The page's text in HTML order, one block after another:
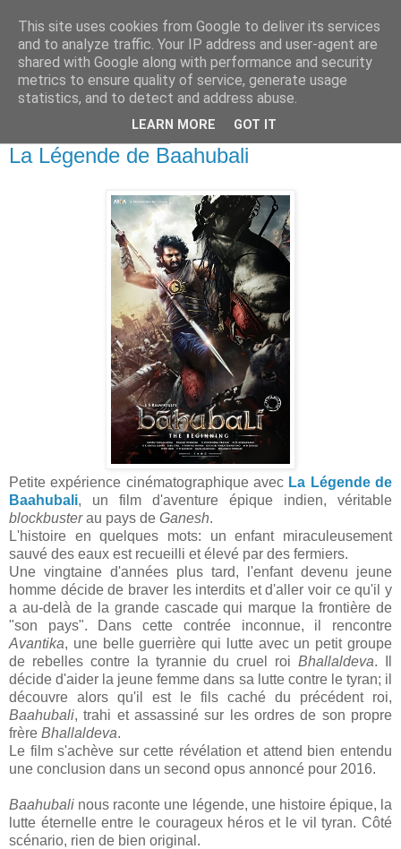
La Légende de Baahubali
Petite expérience cinématographique avec La Légende de
Baahubali, un film d'aventure épique indien, véritable
blockbusterau pays de Ganesh.
L'histoire en quelques mots: un enfant miraculeusement
sauvé des eaux est recueilli et élevé par des fermiers.
Une vingtaine d'années plus tard, l'enfant devenu jeune
homme décide de braver les interdits et d'aller voir ce qu'il y
a au-delà de la grande cascade qui marque la frontière de
"son pays". Dans cette contrée inconnue, il rencontre
Avantika, une belle guerrière qui lutte avec un petit groupe
de rebelles contre la tyrannie du cruel roiBhallaldeva. Il
décide d'aider la jeune femme dans sa lutte contre le tyran; il
découvre alors qu'il est le fils caché du précédent roi,
Baahubali, trahi et assassiné sur les ordres de son propre
frère Bhallaldeva.
Le film s'achève sur cette révélation et attend bien entendu
une conclusion dans un second opus annoncé pour 2016.
Baahubali nous raconte une légende, une histoire épique, la
lutte éternelle entre le courageux héros et le vil tyran. Côté
scénario, rien de bien original.
This site uses cookies from Google to deliver its services
and to analyze traffic. Your IP address and user-agent are
shared with Google along with performance and security
metrics to ensure quality of service, generate usage
statistics, and to detect and address abuse.
LEARN MORE GOT IT